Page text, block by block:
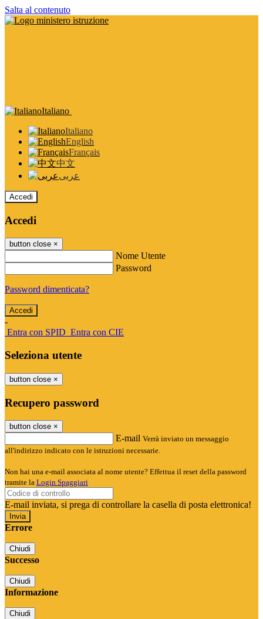
Salta al contenuto
Italiano
Italiano
English
Français
中文
عربى
Accedi
Accedi
button close ×
Nome Utente
Password
Password dimenticata?
-
Entra con SPID Entra con CIE
Seleziona utente
button close ×
Recupero password
button close ×
E-mail Verrà inviato un messaggio
all'indirizzo indicato con le istruzioni necessarie.
Non hai una e-mail associata al nome utente? Effettua il reset della password
tramite la Login Spaggiari
E-mail inviata, si prega di controllare la casella di posta elettronica!
Errore
Chiudi
Successo
Chiudi
Informazione
Chiudi